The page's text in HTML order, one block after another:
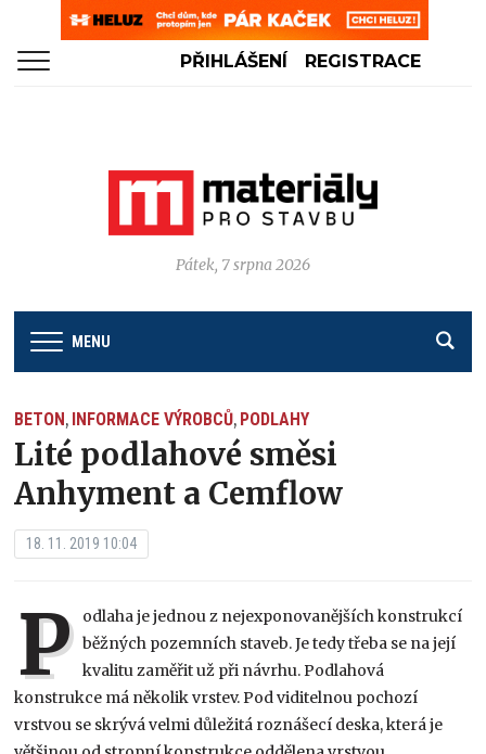
PŘIHLÁŠENÍ REGISTRACE
Pátek, 7 srpna 2026
MENU
BETON, INFORMACE VÝROBCŮ, PODLAHY
Lité podlahové směsi
Anhyment a Cemflow
18. 11. 2019 10:04
P odlaha je jednou z nejexponovanějších konstrukcí
běžných pozemních staveb. Je tedy třeba se na její
kvalitu zaměřit už při návrhu. Podlahová
konstrukce má několik vrstev. Pod viditelnou pochozí
vrstvou se skrývá velmi důležitá roznášecí deska, která je